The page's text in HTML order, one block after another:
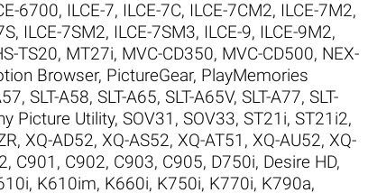
6700, ILCE-7, ILCE-7C, ILCE-7CM2, ILCE-7M2,
, ILCE-7SM2, ILCE-7SM3, ILCE-9, ILCE-9M2,
TS20, MT27i, MVC-CD350, MVC-CD500, NEX-
Browser, PictureGear, PlayMemories
, SLT-A58, SLT-A65, SLT-A65V, SLT-A77, SLT-
Picture Utility, SOV31 , SOV33, ST21i, ST21i2,
, XQ-AD52, XQ-AS52, XQ-AT51 , XQ-AU52, XQ-
, C901 , C902, C903, C905, D750i, Desire HD,
, K610im, K660i, K750i, K770i, K790a,